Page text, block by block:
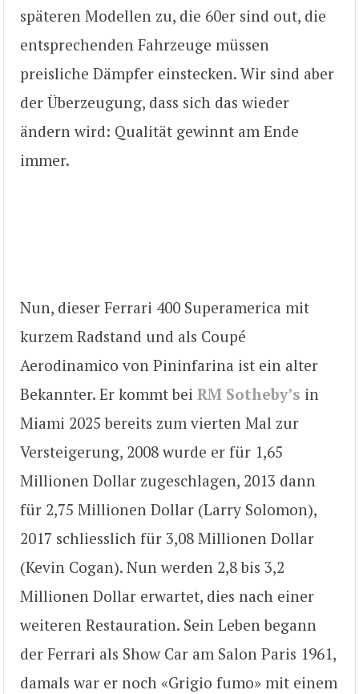
späteren Modellen zu, die 60er sind out, die
entsprechenden Fahrzeuge müssen
preisliche Dämpfer einstecken. Wir sind aber
der Überzeugung, dass sich das wieder
ändern wird: Qualität gewinnt am Ende
immer.
Nun, dieser Ferrari 400 Superamerica mit
kurzem Radstand und als Coupé
Aerodinamico von Pininfarina ist ein alter
Bekannter. Er kommt bei RM Sotheby’s in
Miami 2025 bereits zum vierten Mal zur
Versteigerung, 2008 wurde er für 1,65
Millionen Dollar zugeschlagen, 2013 dann
für 2,75 Millionen Dollar (Larry Solomon),
2017 schliesslich für 3,08 Millionen Dollar
(Kevin Cogan). Nun werden 2,8 bis 3,2
Millionen Dollar erwartet, dies nach einer
weiteren Restauration. Sein Leben begann
der Ferrari als Show Car am Salon Paris 1961,
damals war er noch «Grigio fumo» mit einem